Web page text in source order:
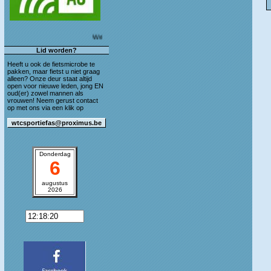
Welkom op de blog van WTC Sportief As!
Lid worden?
Heeft u ook de fietsmicrobe te
pakken, maar fietst u niet graag
alleen? Onze deur staat altijd
open voor nieuwe leden, jong EN
oud(er) zowel mannen als
vrouwen! Neem gerust contact
op met ons via een klik op
Donderdag
6
augustus
2026